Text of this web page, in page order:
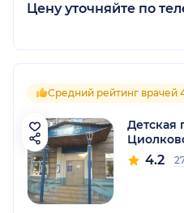
Цену уточняйте по
Средний рейтинг врачей
Детская
4.2